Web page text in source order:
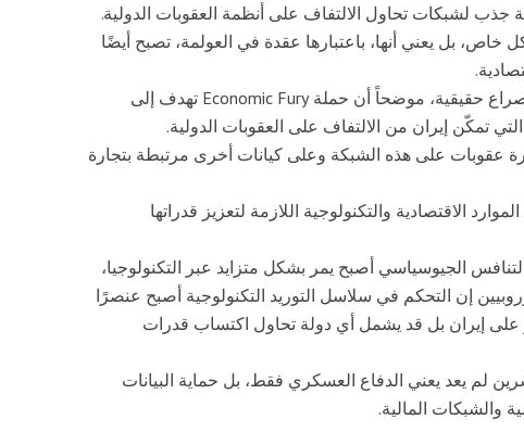
جذب لشبكات تحاول الالتفاف على أنظمة العقوبات الدولية.
خاص، بل يعني أنها، باعتبارها عقدة في العولمة، تصبح أيضًا
واعتبر أن واشنطن تعتبر البعد الاقتصادي ساحة صراع حقيقية، موضحاً أن حملة Economic Fury تهدف إلى
تمكّن إيران من الالتفاف على العقوبات الدولية.
عقوبات على هذه الشبكة وعلى كيانات أخرى مرتبطة بتجارة
الاقتصادية والتكنولوجية اللازمة لتعزيز قدراتها
الجيوسياسي أصبح يمر بشكل متزايد عبر التكنولوجيا،
إن التحكم في سلاسل التوريد التكنولوجية أصبح عنصرًا
على إيران بل قد يشمل أي دولة تحاول اكتساب قدرات
لم يعد يعني الدفاع العسكري فقط، بل حماية البيانات
والشبكات المالية.